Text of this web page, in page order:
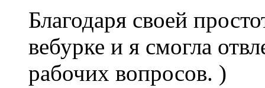
Благодаря своей
вебурке и я смогла
рабочих вопросов. )